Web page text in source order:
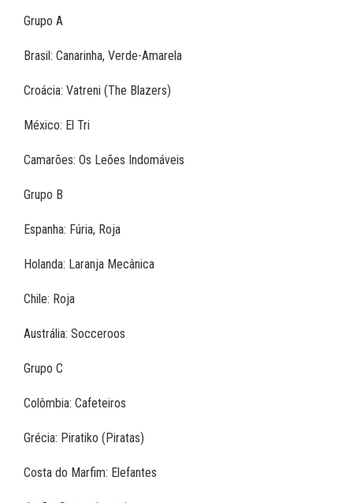
Grupo A
Brasil: Canarinha, Verde-Amarela
Croácia: Vatreni (The Blazers)
México: El Tri
Camarões: Os Leões Indomáveis
Grupo B
Espanha: Fúria, Roja
Holanda: Laranja Mecânica
Chile: Roja
Austrália: Socceroos
Grupo C
Colômbia: Cafeteiros
Grécia: Piratiko (Piratas)
Costa do Marfim: Elefantes